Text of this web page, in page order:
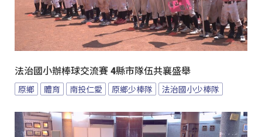
法治國小辦棒球交流賽 4縣市隊伍共襄盛舉
原鄉 體育 南投仁愛 原鄉少棒隊 法治國小少棒隊